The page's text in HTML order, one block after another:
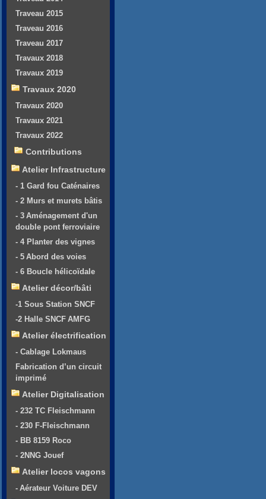
Traveau 2015
Traveau 2016
Traveau 2017
Travaux 2018
Travaux 2019
Travaux 2020
Travaux 2020
Travaux 2021
Travaux 2022
Contributions
Atelier Infrastructure
- 1 Gard fou Caténaires
- 2 Murs et murets bâtis
- 3 Aménagement d'un
double pont ferroviaire
- 4 Planter des vignes
- 5 Abord des voies
- 6 Boucle hélicoïdale
Atelier décor/bâti
-1 Sous Station SNCF
-2 Halle SNCF AMFG
Atelier électrification
- Cablage Lokmaus
Fabrication d’un circuit
imprimé
Atelier Digitalisation
- 232 TC Fleischmann
- 230 F-Fleischmann
- BB 8159 Roco
- 2NNG Jouef
Atelier locos vagons
- Aérateur Voiture DEV